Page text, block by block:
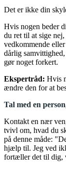
Det er ikke din
Hvis nogen beder
du ret til at sige
vedkommende
dårlig
gør noget forkert.
Ekspertråd: Hvis
ændre den for at
Tal med en
Kontakt en nær
tvivl om, hvad du
på denne måde:
hjælp til. Jeg ved
fortæller det til dig,